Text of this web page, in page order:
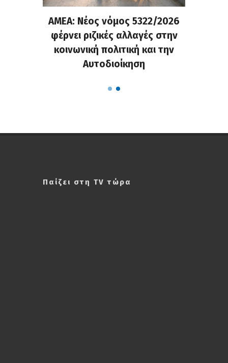
ΑΜΕΑ: Νέος νόμος 5322/2026
φέρνει ριζικές αλλαγές στην
κοινωνική πολιτική και την
Αυτοδιοίκηση
Παίζει στη TV τώρα